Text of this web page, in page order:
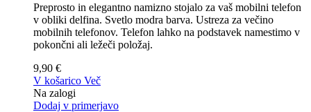
Preprosto in elegantno namizno stojalo za vaš mobilni telefon
v obliki delfina. Svetlo modra barva. Ustreza za večino
mobilnih telefonov. Telefon lahko na podstavek namestimo v
pokončni ali ležeči položaj.
9,90 €
V košarico Več
Na zalogi
Dodaj v primerjavo